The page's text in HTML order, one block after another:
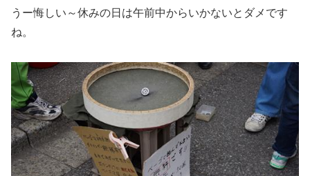
うー悔しい～休みの日は午前中からいかないとダメです
ね。